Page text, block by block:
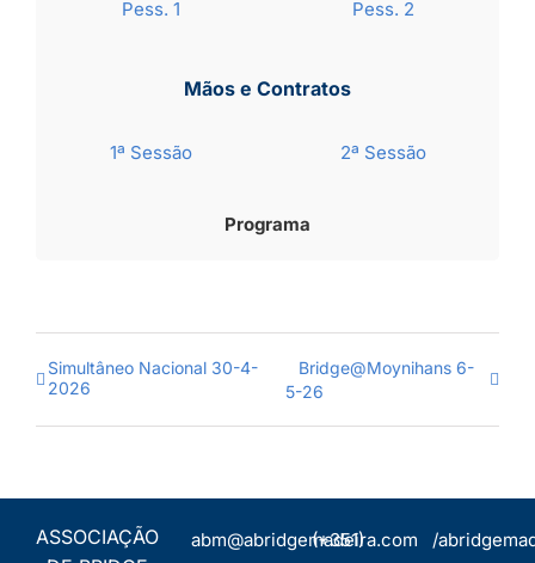
Pess. 1 Pess. 2
Mãos e Contratos
1ª Sessão 2ª Sessão
Programa
Simultâneo Nacional 30-4-
2026
Bridge@Moynihans 6-
5-26
ASSOCIAÇÃO
abm@abridgemadeira.com
(+351) /